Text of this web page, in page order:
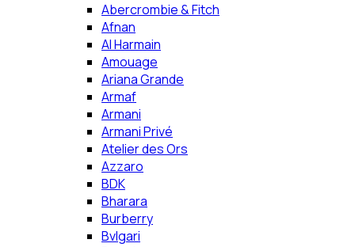
Abercrombie & Fitch
Afnan
Al Harmain
Amouage
Ariana Grande
Armaf
Armani
Armani Privé
Atelier des Ors
Azzaro
BDK
Bharara
Burberry
Bvlgari